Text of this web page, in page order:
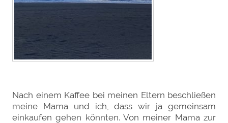
Nach einem Kaffee bei meinen Eltern beschließen
meine Mama und ich, dass wir ja gemeinsam
einkaufen gehen könnten. Von meiner Mama zur